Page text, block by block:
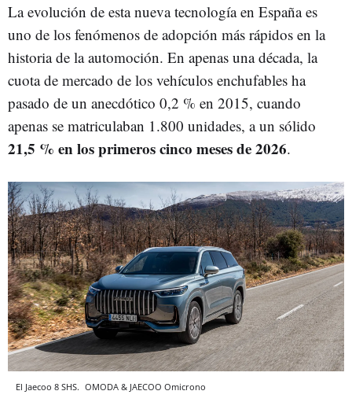
La evolución de esta nueva tecnología en España es
uno de los fenómenos de adopción más rápidos en la
historia de la automoción. En apenas una década, la
cuota de mercado de los vehículos enchufables ha
pasado de un anecdótico 0,2 % en 2015, cuando
apenas se matriculaban 1.800 unidades, a un sólido
21,5 % en los primeros cinco meses de 2026.
El Jaecoo 8 SHS. OMODA & JAECOO Omicrono